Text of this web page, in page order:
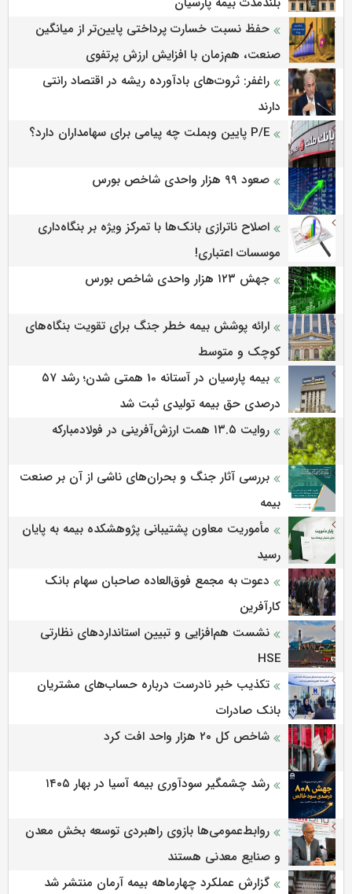
حفظ نسبت خسارت پرداختی پایین‌تر از میانگین
صنعت، هم‌زمان با افزایش ارزش پرتفوی
راغفر: ثروت‌های بادآورده ریشه در اقتصاد رانتی
دارند
P/E پایین وبملت چه پیامی برای سهامداران دارد؟
صعود ۹۹ هزار واحدی شاخص بورس
اصلاح ناترازی بانک‌ها با تمرکز ویژه بر بنگاه‌داری
موسسات اعتباری!
جهش ۱۲۳ هزار واحدی شاخص بورس
ارائه پوشش بیمه خطر جنگ برای تقویت بنگاه‌های
کوچک و متوسط
بیمه پارسیان در آستانه 10 همتی شدن؛ رشد ۵۷
درصدی حق بیمه تولیدی ثبت شد
روایت ۱۳.۵ همت ارزش‌آفرینی در فولادمبارکه
بررسی آثار جنگ و بحران‌های ناشی از آن بر صنعت
بیمه
مأموریت معاون پشتیبانی پژوهشكده بیمه به پایان
رسید
دعوت به مجمع فوق‌العاده صاحبان سهام بانک
کارآفرین
نشست هم‌افزایی و تبیین استانداردهای نظارتی
HSE
تکذیب خبر نادرست درباره حساب‌های مشتریان
بانک صادرات
شاخص کل ۲۰ هزار واحد افت کرد
رشد چشمگیر سودآوری بیمه آسیا در بهار ۱۴۰۵
روابط‌‌عمومی‌ها بازوی راهبردی توسعه بخش معدن
و صنایع معدنی هستند
گزارش عملکرد چهارماهه بیمه آرمان منتشر شد